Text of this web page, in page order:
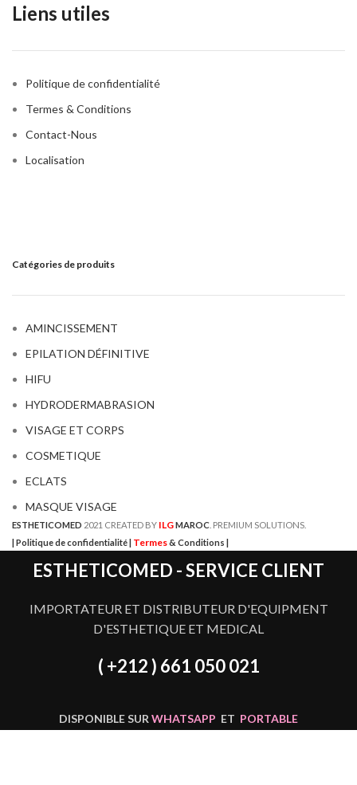
Liens utiles
Politique de confidentialité
Termes & Conditions
Contact-Nous
Localisation
Catégories de produits
AMINCISSEMENT
EPILATION DÉFINITIVE
HIFU
HYDRODERMABRASION
VISAGE ET CORPS
COSMETIQUE
ECLATS
MASQUE VISAGE
ESTHETICOMED 2021 CREATED BY ILGMAROC . PREMIUM SOLUTIONS.
| Politique de confidentialité | Termes& Conditions |
ESTHETICOMED - SERVICE CLIENT
IMPORTATEUR ET DISTRIBUTEUR D'EQUIPMENT
D'ESTHETIQUE ET MEDICAL
( +212 ) 661 050 021
DISPONIBLE SUR WHATSAPP ET PORTABLE